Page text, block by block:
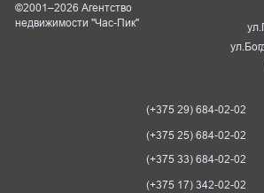
©2001–2026 Агентство
недвижимости "Час-Пик"
(+375 29) 684-02-02
(+375 25) 684-02-02
(+375 33) 684-02-02
(+375 17) 342-02-02